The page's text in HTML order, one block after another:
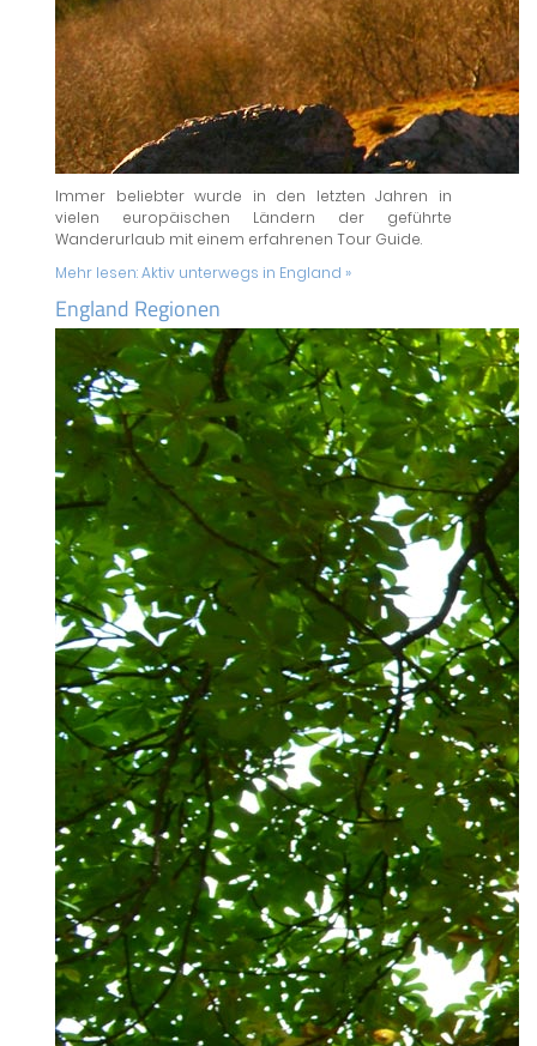
Immer beliebter wurde in den letzten Jahren in
vielen europäischen Ländern der geführte
Wanderurlaub mit einem erfahrenen Tour Guide.
Mehr lesen:Aktiv unterwegs in England »
England Regionen